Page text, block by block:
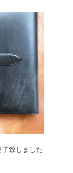
致しました